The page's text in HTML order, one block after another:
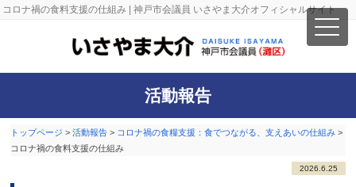
コロナ禍の食料支援の仕組み | 神戸市会議員 いさやま大介オフィシャルサイト
活動報告
トップページ >活動報告 > コロナ禍の食糧支援：食でつながる、支えあいの仕組み >
コロナ禍の食料支援の仕組み
2026.6.25